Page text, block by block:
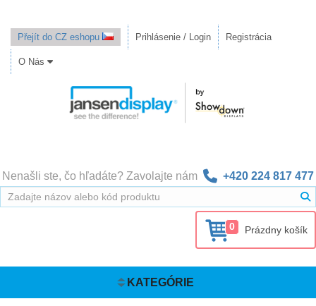
Přejít do CZ eshopu Prihlásenie / Login Registrácia
O Nás
Nenašli ste, čo hľadáte? Zavolajte nám +420 224 817 477
0 Prázdny košík
KATEGÓRIE